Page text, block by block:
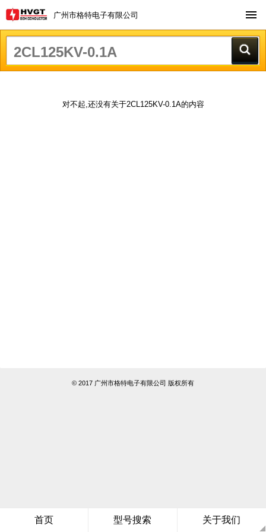
广州市格特电子有限公司
首页 型号搜索 关于我们
对不起,还没有关于2CL125KV-0.1A的内容
© 2017 广州市格特电子有限公司 版权所有